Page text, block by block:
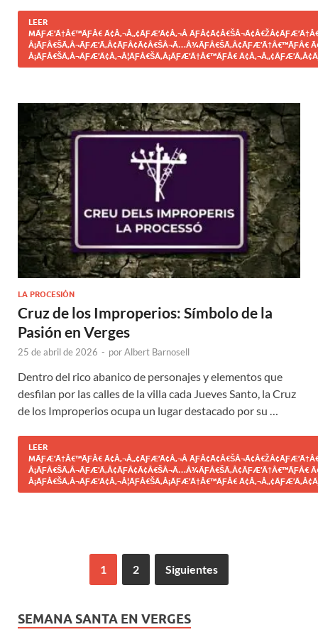
LEER
MÃƑÆ’Ã†Â€™ÃƑÂ€ Ã¢Â‚¬Â„¢ÃƑÆ’Ã¢Â‚¬Â
Â¡ÃƑÂ€ŠÃ‚Â¬ÃƑÆ’Ã‚Â¢ÃƑÂ¢Ã¢Â€ŠÂ¬Ã…Â¾ÃƑÂ€ŠÃ‚Â¢ÃƑÆ’Ã†Â€™ÃƑÂ€
Â¡ÃƑÂ€ŠÃ‚Â¬ÃƑÆ’Ã¢Â‚¬Â¦ÃƑÂ€ŠÃ‚Â¡ÃƑÆ’Ã†Â€™ÃƑÂ€
LA PROCESIÓN
Cruz de los Improperios: Símbolo de la
Pasión en Verges
25 de abril de 2026 - porAlbert Barnosell
Dentro del rico abanico de personajes y elementos que
desfilan por las calles de la villa cada Jueves Santo, la Cruz
de los Improperios ocupa un lugar destacado por su …
LEER
MÃƑÆ’Ã†Â€™ÃƑÂ€ Ã¢Â‚¬Â„¢ÃƑÆ’Ã¢Â‚¬Â
Â¡ÃƑÂ€ŠÃ‚Â¬ÃƑÆ’Ã‚Â¢ÃƑÂ¢Ã¢Â€ŠÂ¬Ã…Â¾ÃƑÂ€ŠÃ‚Â¢ÃƑÆ’Ã†Â€™ÃƑÂ€
Â¡ÃƑÂ€ŠÃ‚Â¬ÃƑÆ’Ã¢Â‚¬Â¦ÃƑÂ€ŠÃ‚Â¡ÃƑÆ’Ã†Â€™ÃƑÂ€
1 2 Siguientes
SEMANA SANTA EN VERGES